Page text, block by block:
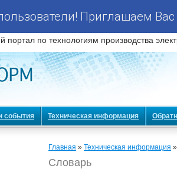
Приглашаем
по технологиям производства
события Техническая информация
Главная » Техническая информация
Словарь